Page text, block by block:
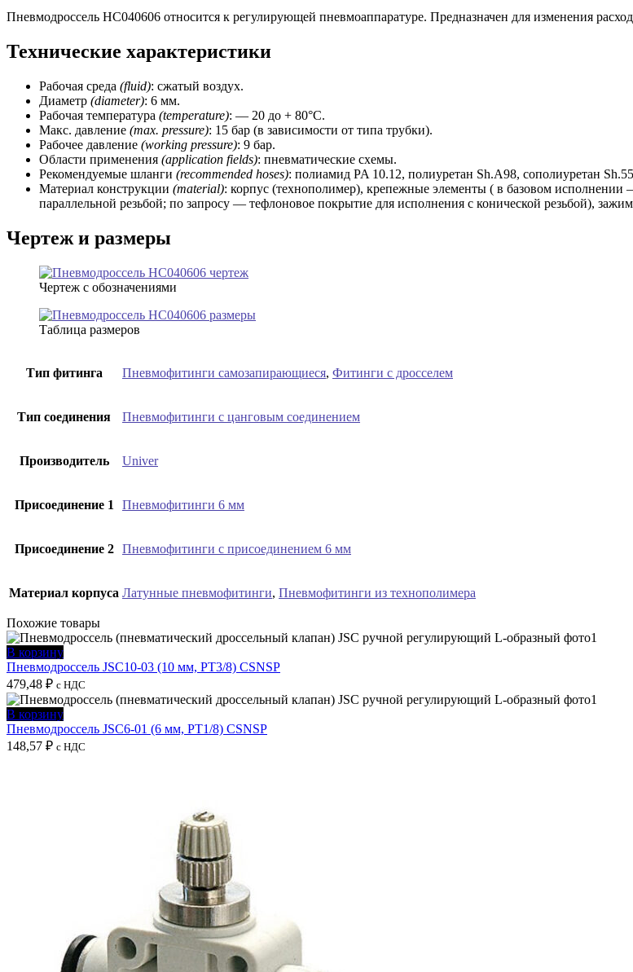
Univer
Пневмодроссель HC040606 относится к регулирующей пневмоаппаратуре. Предназначен для изменения
Технические характеристики
Рабочая среда (fluid): сжатый воздух.
Диаметр (diameter): 6 мм.
Рабочая температура (temperature): — 20 до + 80°C.
Макс. давление (max. pressure): 15 бар (в зависимости от типа трубки).
Рабочее давление (working pressure): 9 бар.
Области применения (application fields): пневматические схемы.
Рекомендуемые шланги (recommended hoses): полиамид PA 10.12, полиуретан Sh.A98, сополиуретан
Материал конструкции (material): корпус (технополимер), крепежные элементы ( в базовом
параллельной резьбой; по запросу — тефлоновое покрытие для исполнения с конической резьбой),
Чертеж и размеры
Чертеж с обозначениями
Таблица размеров
Тип фитинга Пневмофитинги самозапирающиеся, Фитинги с дросселем
Тип соединения Пневмофитинги с цанговым соединением
Производитель Univer
Присоединение 1 Пневмофитинги 6 мм
Присоединение 2 Пневмофитинги с присоединением 6 мм
Материал корпуса Латунные пневмофитинги, Пневмофитинги из технополимера
Похожие товары
В корзину
Пневмодроссель JSC10-03 (10 мм, PT3/8) CSNSP
479,48 ₽ с НДС
В корзину
Пневмодроссель JSC6-01 (6 мм, PT1/8) CSNSP
148,57 ₽ с НДС